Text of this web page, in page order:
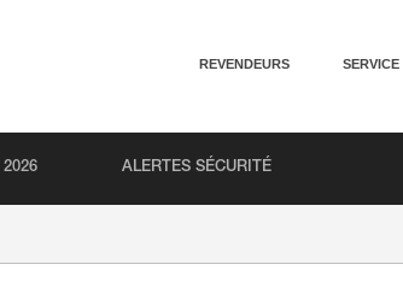
REVENDEURS
2026 ALERTES SÉCURITÉ